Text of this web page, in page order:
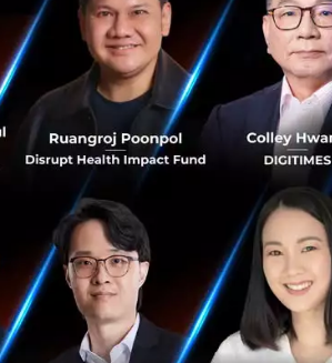
นพฤติกรรมเล็ก ๆ
ไว้สั้น ๆ คือ วัด
แบบ
คือเรียนรู้และ
ที่วัดค่าร่างกาย
คอยกระตุ้นเตือน
ร่งพลังประมวล